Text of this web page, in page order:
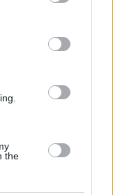
party tags to
in below Google
the
γιατί κάποιοι
διοικήσεις των
λιγότερα από
τους.
λίγη δικαιοσύνη